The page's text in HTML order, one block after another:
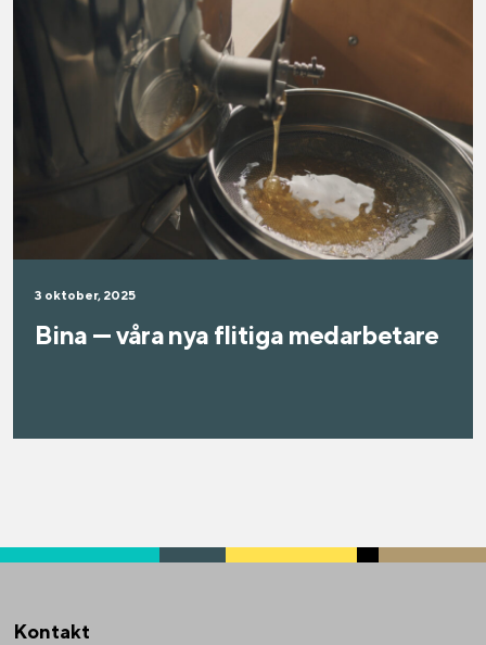
3 oktober, 2025
Bina — våra nya flitiga medarbetare
Kontakt